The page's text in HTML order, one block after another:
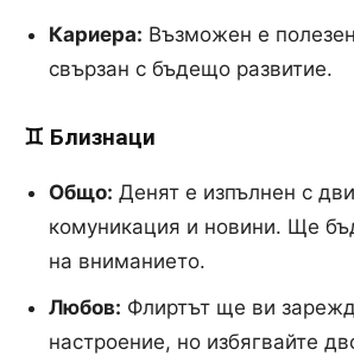
Кариера: Възможен е
свързан с бъдещо развитие.
♊ Близнаци
Общо: Денят е изпълнен с
комуникация и новини. Ще
на вниманието.
Любов: Флиртът ще ви
настроение, но избягвайте